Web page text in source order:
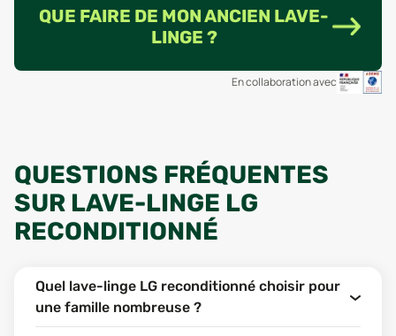
QUE FAIRE DE MON ANCIEN LAVE-
LINGE ?
En collaboration avec
QUESTIONS FRÉQUENTES
SUR LAVE-LINGE LG
RECONDITIONNÉ
Quel lave-linge LG reconditionné choisir pour
une famille nombreuse ?